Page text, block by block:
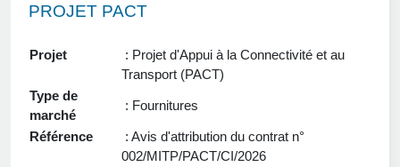
PROJET PACT
Projet
: Projet d'Appui à la Connectivité et au
Transport (PACT)
Type de
marché
: Fournitures
Référence
: Avis d'attribution du contrat n°
002/MITP/PACT/CI/2026